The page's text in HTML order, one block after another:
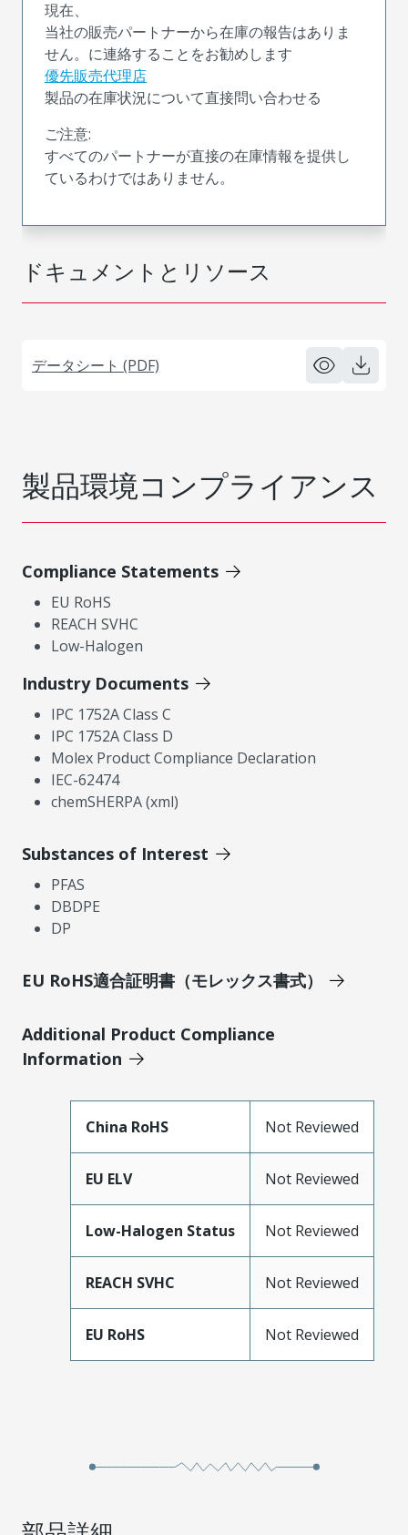
ドキュメントとリソース
データシート (PDF)
現在、
当社の販売パートナーから在庫の報告はありま
せん。に連絡することをお勧めします
優先販売代理店
製品の在庫状況について直接問い合わせる
ご注意:
すべてのパートナーが直接の在庫情報を提供し
ているわけではありません。
製品環境コンプライアンス
Compliance Statements
EU RoHS
REACH SVHC
Low-Halogen
Industry Documents
IPC 1752A Class C
IPC 1752A Class D
Molex Product Compliance Declaration
IEC-62474
chemSHERPA (xml)
Substances of Interest
PFAS
DBDPE
DP
EU RoHS適合証明書（モレックス書式）
Additional Product Compliance
Information
China RoHS Not Reviewed
EU ELV Not Reviewed
Low-Halogen Status Not Reviewed
REACH SVHC Not Reviewed
EU RoHS Not Reviewed